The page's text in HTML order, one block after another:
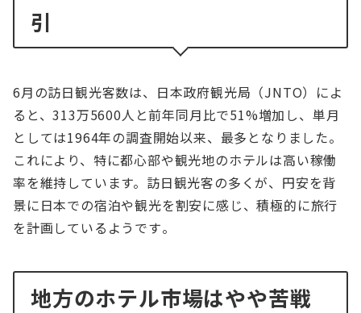
引
6月の訪日観光客数は、日本政府観光局（JNTO）によ
ると、313万5600人と前年同月比で51%増加し、単月
としては1964年の調査開始以来、最多となりました。
これにより、特に都心部や観光地のホテルは高い稼働
率を維持しています。訪日観光客の多くが、円安を背
景に日本での宿泊や観光を割安に感じ、積極的に旅行
を計画しているようです​。
地方のホテル市場はやや苦戦